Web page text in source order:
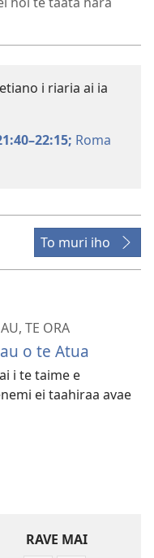
i riaria ai ia
Roma
To muri iho
TE ORA
o te Atua
i te taime e
ei taahiraa avae
RAVE MAI